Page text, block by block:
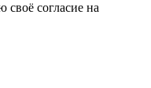
согласие на